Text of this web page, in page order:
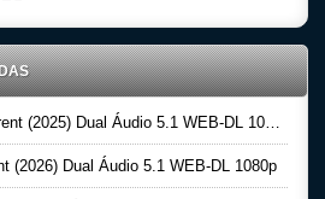
(2025) Dual Áudio 5.1 WEB-DL 1080p
(2026) Dual Áudio 5.1 WEB-DL 1080p